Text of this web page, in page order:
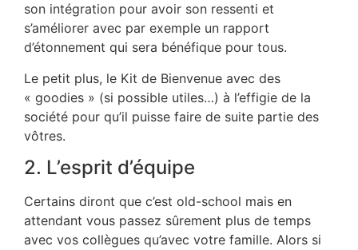
son intégration pour avoir son ressenti et
s’améliorer avec par exemple un rapport
d’étonnement qui sera bénéfique pour tous.
Le petit plus, le Kit de Bienvenue avec des
« goodies » (si possible utiles…) à l’effigie de la
société pour qu’il puisse faire de suite partie des
vôtres.
2. L’esprit d’équipe
Certains diront que c’est old-school mais en
attendant vous passez sûrement plus de temps
avec vos collègues qu’avec votre famille. Alors si